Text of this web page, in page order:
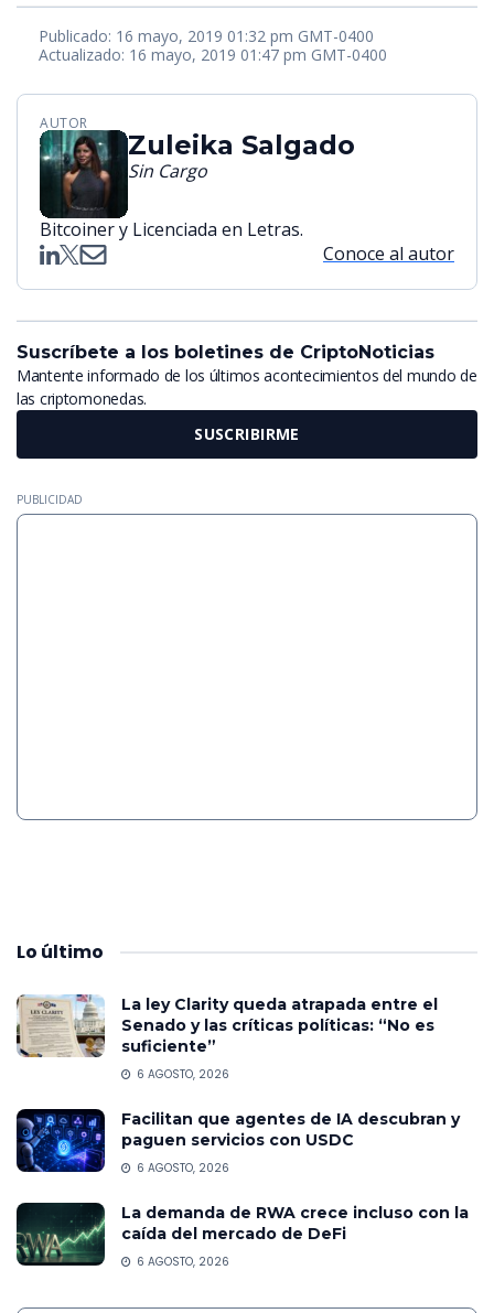
Publicado: 16 mayo, 2019 01:32 pm GMT-0400
Actualizado: 16 mayo, 2019 01:47 pm GMT-0400
AUTOR
Zuleika Salgado
Sin Cargo
Bitcoiner y Licenciada en Letras.
Conoce al autor
Suscríbete a los boletines de CriptoNoticias
Mantente informado de los últimos acontecimientos del mundo de
las criptomonedas.
SUSCRIBIRME
PUBLICIDAD
Lo último
La ley Clarity queda atrapada entre el
Senado y las críticas políticas: “No es
suficiente”
6 AGOSTO, 2026
Facilitan que agentes de IA descubran y
paguen servicios con USDC
6 AGOSTO, 2026
La demanda de RWA crece incluso con la
caída del mercado de DeFi
6 AGOSTO, 2026